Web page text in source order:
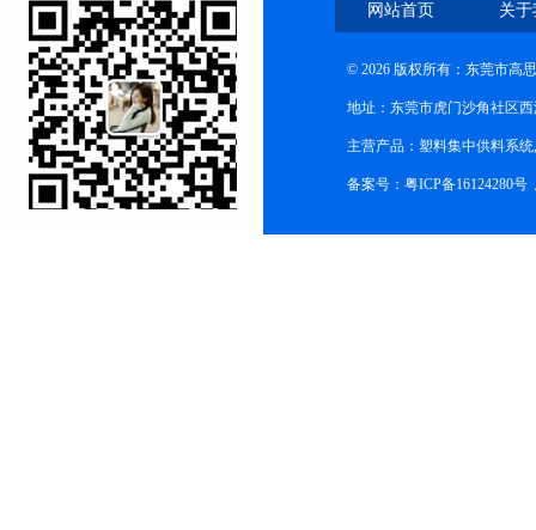
网站首页 关
© 2026 版权所有：东莞市高
地址：东莞市虎门沙角社区
主营产品：塑料集中供料系
备案号：粤ICP备16124280号